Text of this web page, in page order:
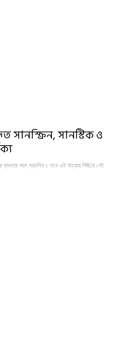
সানস্ক্রিন, সানস্টিক ও
ব্যবহার বহুল প্রচলিত। তবে এই যাত্রায় পিছিয়ে নেই